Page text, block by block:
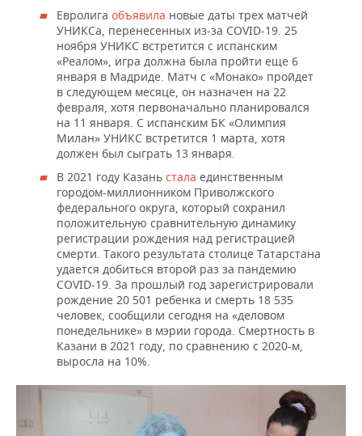
Евролига объявила новые даты трех матчей
УНИКСа, перенесенных из-за COVID-19. 25
ноября УНИКС встретится с испанским
«Реалом», игра должна была пройти еще 6
января в Мадриде. Матч с «Монако» пройдет
в следующем месяце, он назначен на 22
февраля, хотя первоначально планировался
на 11 января. С испанским БК «Олимпия
Милан» УНИКС встретится 1 марта, хотя
должен был сыграть 13 января.
В 2021 году Казань стала единственным
городом-миллионником Приволжского
федерального округа, который сохранил
положительную сравнительную динамику
регистрации рождения над регистрацией
смерти. Такого результата столице Татарстана
удается добиться второй раз за пандемию
COVID-19. За прошлый год зарегистрировали
рождение 20 501 ребенка и смерть 18 535
человек, сообщили сегодня на «деловом
понедельнике» в мэрии города. Смертность в
Казани в 2021 году, по сравнению с 2020-м,
выросла на 10%.